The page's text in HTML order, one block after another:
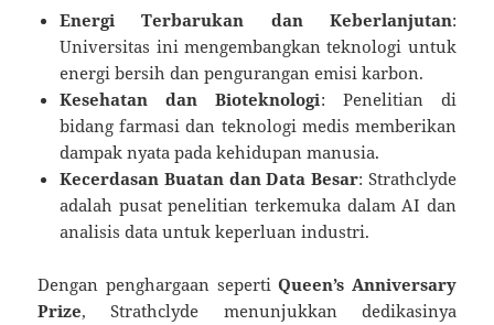
Energi Terbarukan dan Keberlanjutan:
Universitas ini mengembangkan teknologi untuk
energi bersih dan pengurangan emisi karbon.
Kesehatan dan Bioteknologi: Penelitian di
bidang farmasi dan teknologi medis memberikan
dampak nyata pada kehidupan manusia.
Kecerdasan Buatan dan Data Besar: Strathclyde
adalah pusat penelitian terkemuka dalam AI dan
analisis data untuk keperluan industri.
Dengan penghargaan sepertiQueen’s Anniversary
Prize, Strathclyde menunjukkan dedikasinya